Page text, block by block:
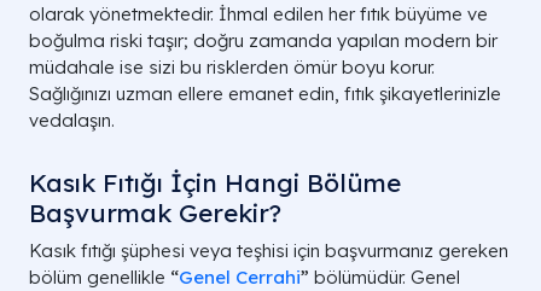
olarak yönetmektedir. İhmal edilen her fıtık büyüme ve
boğulma riski taşır; doğru zamanda yapılan modern bir
müdahale ise sizi bu risklerden ömür boyu korur.
Sağlığınızı uzman ellere emanet edin, fıtık şikayetlerinizle
vedalaşın.
Kasık Fıtığı İçin Hangi Bölüme
Başvurmak Gerekir?
Kasık fıtığı şüphesi veya teşhisi için başvurmanız gereken
bölüm genellikle “Genel Cerrahi” bölümüdür. Genel